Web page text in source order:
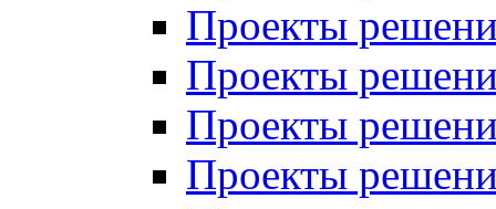
Проекты
Проекты
Проекты
Проекты